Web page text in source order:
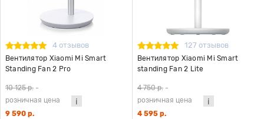
4 отзывов
Вентилятор Xiaomi Mi Smart
Standing Fan 2 Pro
10 125 р. -
розничная цена
9 590 р.
127 отзывов
Вентилятор Xiaomi Mi Smart
standing Fan 2 Lite
4 750 р. -
розничная цена
4 595 р.